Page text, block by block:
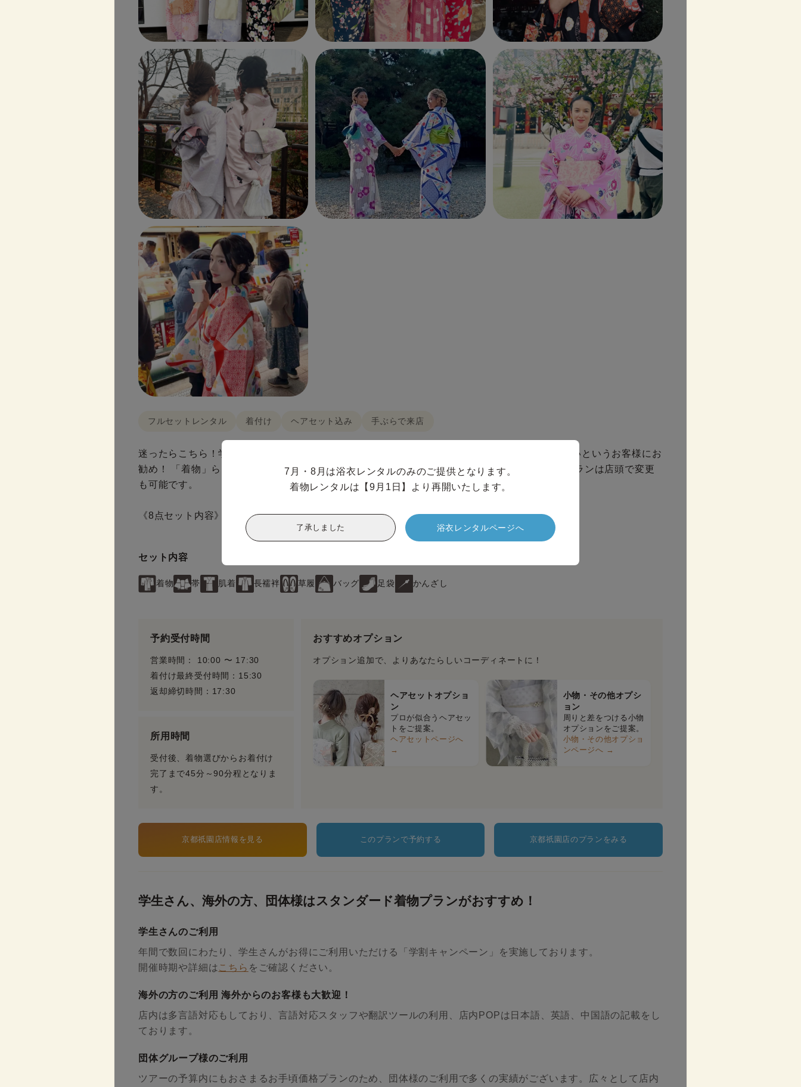
7月・8月は浴衣レンタルのみのご提供となります。
着物レンタルは【9月1日】より再開いたします。
了承しました 浴衣レンタルページへ
フルセットレンタル 着付け ヘアセット込み 手ぶらで来店
迷ったらこちら！学生人気の最安プラン！ 初めて着物レンタルする方や、手軽に着物を体験したいというお客様にお
勧め！ 「着物」らしいベーシックな印象で幅広い色展開のため、お好みに合わせて選べます。 プランは店頭で変更
も可能です。
《8点セット内容》 着物・帯･かんざし･長襦袢・肌襦袢(下着)・草履･バッグ･足袋無料
セット内容
着物 帯 肌着 長襦袢 草履 バッグ 足袋 かんざし
予約受付時間
営業時間： 10:00 〜 17:30
着付け最終受付時間：15:30
返却締切時間：17:30
所用時間
受付後、着物選びからお着付け
完了まで45分～90分程となりま
す。
おすすめオプション
オプション追加で、よりあなたらしいコーディネートに！
ヘアセットオプショ
ン
プロが似合うヘアセッ
トをご提案。
ヘアセットページへ
→
小物・その他オプシ
ョン
周りと差をつける小物
オプションをご提案。
小物・その他オプショ
ンページへ →
京都祇園店情報を見る このプランで予約する 京都祇園店のプランをみる
学生さん、海外の方、団体様はスタンダード着物プランがおすすめ！
学生さんのご利用
年間で数回にわたり、学生さんがお得にご利用いただける「学割キャンペーン」を実施しております。
開催時期や詳細は こちら をご確認ください。
海外の方のご利用 海外からのお客様も大歓迎！
店内は多言語対応もしており、言語対応スタッフや翻訳ツールの利用、店内POPは日本語、英語、中国語の記載をし
ております。
団体グループ様のご利用
ツアーの予算内にもおさまるお手頃価格プランのため、団体様のご利用で多くの実績がございます。広々として店内